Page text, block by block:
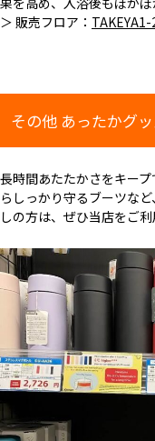
＞ 販売フロア： TAKEYA1-
その他 あったかグ
長時間あたたかさをキー
らしっかり守るブーツな
しの方は、ぜひ当店をご